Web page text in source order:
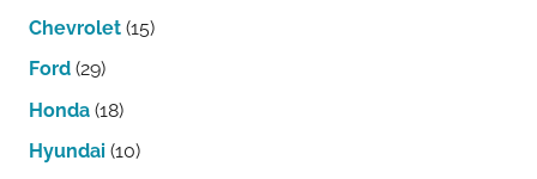
Chevrolet (15)
Ford (29)
Honda (18)
Hyundai (10)